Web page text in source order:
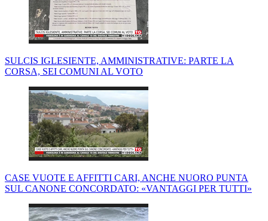
SULCIS IGLESIENTE, AMMINISTRATIVE: PARTE LA
CORSA, SEI COMUNI AL VOTO
CASE VUOTE E AFFITTI CARI, ANCHE NUORO PUNTA
SUL CANONE CONCORDATO: «VANTAGGI PER TUTTI»